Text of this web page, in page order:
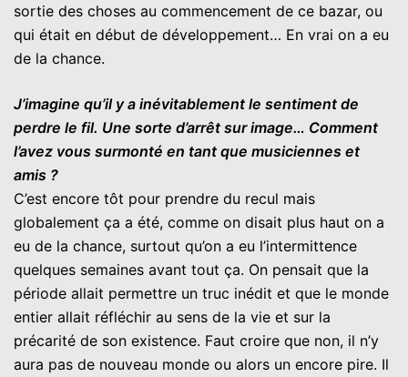
sortie des choses au commencement de ce bazar, ou
qui était en début de développement… En vrai on a eu
de la chance.
J’imagine qu’il y a inévitablement le sentiment de
perdre le fil. Une sorte d’arrêt sur image… Comment
l’avez vous surmonté en tant que musiciennes et
amis ?
C’est encore tôt pour prendre du recul mais
globalement ça a été, comme on disait plus haut on a
eu de la chance, surtout qu’on a eu l’intermittence
quelques semaines avant tout ça. On pensait que la
période allait permettre un truc inédit et que le monde
entier allait réfléchir au sens de la vie et sur la
précarité de son existence. Faut croire que non, il n’y
aura pas de nouveau monde ou alors un encore pire. Il